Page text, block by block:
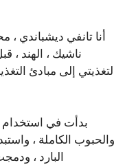
أنا تانفي ديشباندي ،
ناشيك ، الهند ،
لتغذيتي إلى مبادئ
بدأت في استخدام
والحبوب الكاملة ،
البارد ،